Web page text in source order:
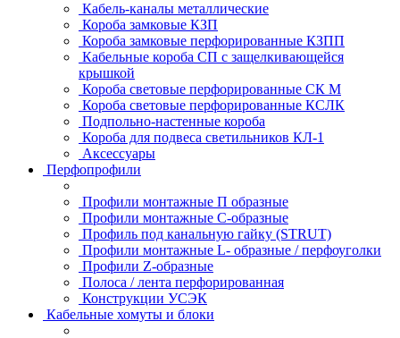
Кабель-каналы металлические
Короба замковые КЗП
Короба замковые перфорированные КЗПП
Кабельные короба СП с защелкивающейся
крышкой
Короба световые перфорированные СК М
Короба световые перфорированные КСЛК
Подпольно-настенные короба
Короба для подвеса светильников КЛ-1
Аксессуары
Перфопрофили
Профили монтажные П образные
Профили монтажные C-образные
Профиль под канальную гайку (STRUT)
Профили монтажные L- образные / перфоуголки
Профили Z-образные
Полоса / лента перфорированная
Конструкции УСЭК
Кабельные хомуты и блоки